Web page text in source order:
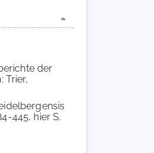
der
Trier,
445, hier S.